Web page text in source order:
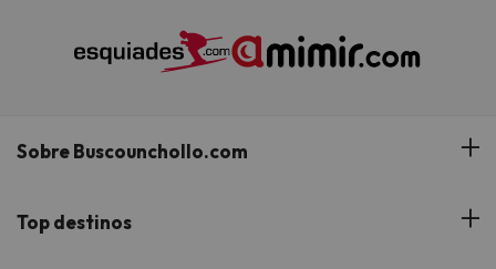
Sobre Buscounchollo.com
¿Quiénes somos?
Top destinos